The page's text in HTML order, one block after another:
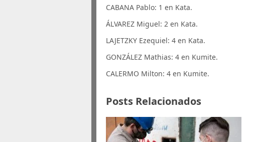
CABANA Pablo: 1 en Kata.
ÁLVAREZ Miguel: 2 en Kata.
LAJETZKY Ezequiel: 4 en Kata.
GONZÁLEZ Mathias: 4 en Kumite.
CALERMO Milton: 4 en Kumite.
Posts Relacionados